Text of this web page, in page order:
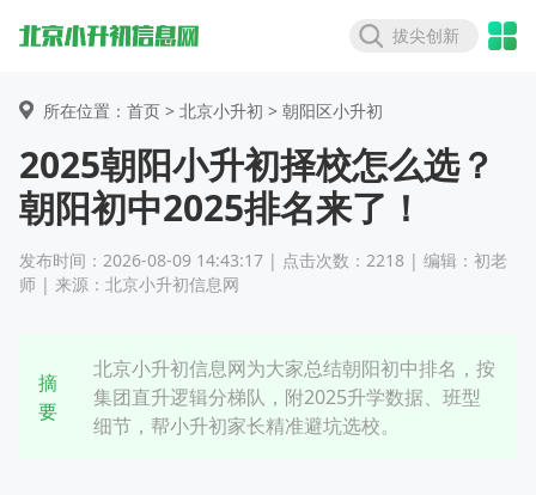
拔尖创新
所在位置：首页 > 北京小升初 > 朝阳区小升初
2025朝阳小升初择校怎么选？
朝阳初中2025排名来了！
发布时间：2026-08-09 14:43:17 | 点击次数：2218 | 编辑：初老
师 | 来源：北京小升初信息网
摘
要
北京小升初信息网为大家总结朝阳初中排名，按
集团直升逻辑分梯队，附2025升学数据、班型
细节，帮小升初家长精准避坑选校。